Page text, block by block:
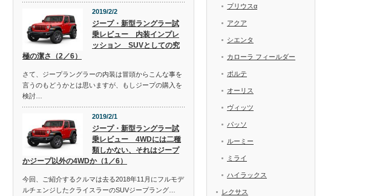
2019/2/2
ジープ・新型ラングラー試
乗レビュー 内装インプレ
ッション SUVとしての究
極の潔さ（2／6）
さて、ジープラングラーの内装は冒頭からこんな事を
言うのもどうかとは思いますが、もしジープの購入を
検討…
2019/2/1
ジープ・新型ラングラー試
乗レビュー 4WDには二種
類しかない、それはジープ
かジープ以外の4WDか（1／6）
今回、ご紹介するクルマは去る2018年11月にフルモデ
ルチェンジしたクライスラーのSUVジープラング…
プリウスα
アクア
シエンタ
カローラ フィールダー
ポルテ
オーリス
ヴィッツ
パッソ
ルーミー
ミライ
ハイラックス
レクサス